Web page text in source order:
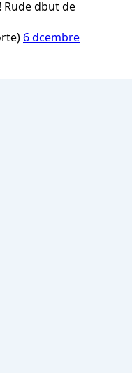
Rude dbut de
6 dcembre